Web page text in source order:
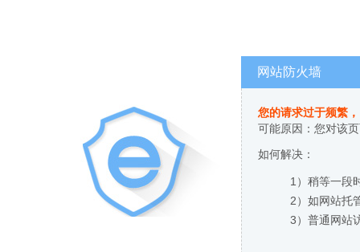
网站防火墙
您的请求过于频繁
可能原因：您对该
如何解决：
1）稍等一段
2）如网站托
3）普通网站